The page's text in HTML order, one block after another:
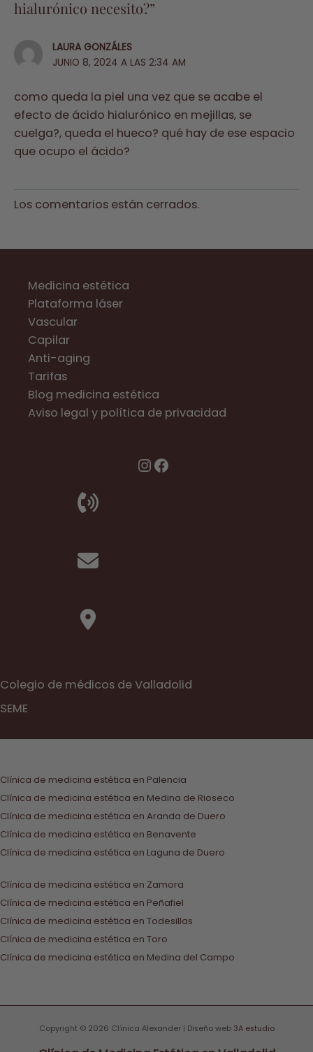
hialurónico necesito?”
LAURA GONZÁLES
JUNIO 8, 2024 A LAS 2:34 AM
como queda la piel una vez que se acabe el
efecto de ácido hialurónico en mejillas, se
cuelga?, queda el hueco? qué hay de ese espacio
que ocupo el ácido?
Los comentarios están cerrados.
Medicina estética
Plataforma láser
Vascular
Capilar
Anti-aging
Tarifas
Blog medicina estética
Aviso legal y política de privacidad
InstagramFacebook
Colegio de médicos de Valladolid
SEME
Clínica de medicina estética en Palencia
Clínica de medicina estética en Medina de Rioseco
Clínica de medicina estética en Aranda de Duero
Clínica de medicina estética en Benavente
Clínica de medicina estética en Laguna de Duero
Clínica de medicina estética en Zamora
Clínica de medicina estética en Peñafiel
Clínica de medicina estética en Todesillas
Clínica de medicina estética en Toro
Clínica de medicina estética en Medina del Campo
Copyright © 2026 Clínica Alexander | Diseño web 3A estudio